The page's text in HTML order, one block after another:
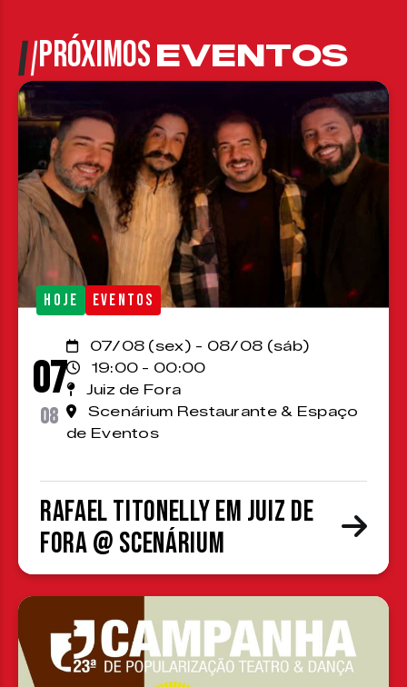
PRÓXIMOSEVENTOS
HOJE EVENTOS
07
08
07/08 (sex) - 08/08 (sáb)
19:00 - 00:00
Juiz de Fora
Scenárium Restaurante & Espaço
de Eventos
Rafael Titonelly em Juiz de
Fora @ Scenárium